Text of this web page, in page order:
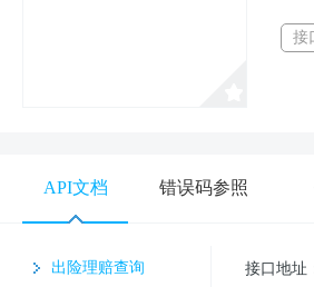
接
API文档 错误码参照
出险理赔查询 接口地址